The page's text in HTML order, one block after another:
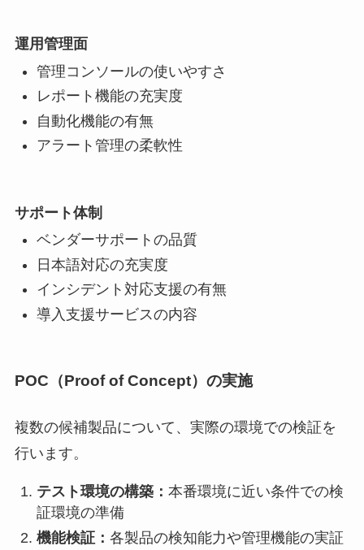
運用管理面
管理コンソールの使いやすさ
レポート機能の充実度
自動化機能の有無
アラート管理の柔軟性
サポート体制
ベンダーサポートの品質
日本語対応の充実度
インシデント対応支援の有無
導入支援サービスの内容
POC（Proof of Concept）の実施
複数の候補製品について、実際の環境での検証を
行います。
テスト環境の構築： 本番環境に近い条件での検
証環境の準備
機能検証： 各製品の検知能力や管理機能の実証